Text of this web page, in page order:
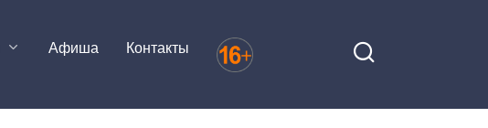
Афиша Контакты